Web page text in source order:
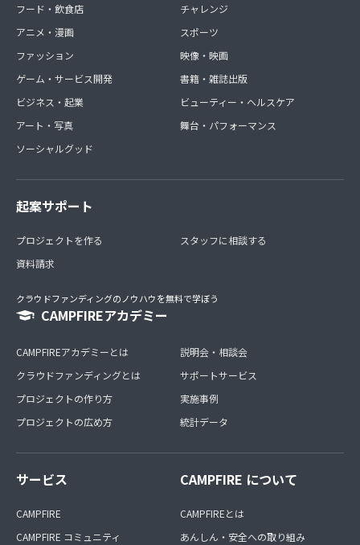
フード・飲食店
アニメ・漫画
ファッション
ゲーム・サービス開発
ビジネス・起業
アート・写真
ソーシャルグッド
チャレンジ
スポーツ
映像・映画
書籍・雑誌出版
ビューティー・ヘルスケア
舞台・パフォーマンス
起案サポート
プロジェクトを作る
資料請求
スタッフに相談する
クラウドファンディングのノウハウを無料で学ぼう
CAMPFIREアカデミー
CAMPFIREアカデミーとは
クラウドファンディングとは
プロジェクトの作り方
プロジェクトの広め方
説明会・相談会
サポートサービス
実施事例
統計データ
サービス
CAMPFIRE
CAMPFIRE コミュニティ
CAMPFIRE について
CAMPFIREとは
あんしん・安全への取り組み